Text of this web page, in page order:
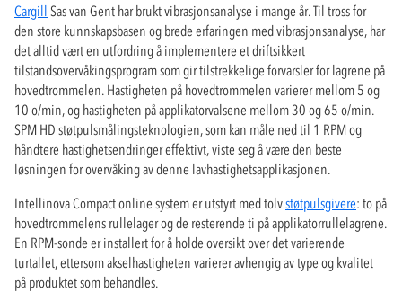
Cargill Sas van Gent har brukt vibrasjonsanalyse i mange år. Til tross for
den store kunnskapsbasen og brede erfaringen med vibrasjonsanalyse, har
det alltid vært en utfordring å implementere et driftsikkert
tilstandsovervåkingsprogram som gir tilstrekkelige forvarsler for lagrene på
hovedtrommelen. Hastigheten på hovedtrommelen varierer mellom 5 og
10 o/min, og hastigheten på applikatorvalsene mellom 30 og 65 o/min.
SPM HD støtpulsmålingsteknologien, som kan måle ned til 1 RPM og
håndtere hastighetsendringer effektivt, viste seg å være den beste
løsningen for overvåking av denne lavhastighetsapplikasjonen.
Intellinova Compact online system er utstyrt med tolvstøtpulsgivere: to på
hovedtrommelens rullelager og de resterende ti på applikatorrullelagrene.
En RPM-sonde er installert for å holde oversikt over det varierende
turtallet, ettersom akselhastigheten varierer avhengig av type og kvalitet
på produktet som behandles.